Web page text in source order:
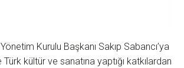
Kurulu Başkanı Sakıp Sabancı’ya
kültür ve sanatına yaptığı katkılardan